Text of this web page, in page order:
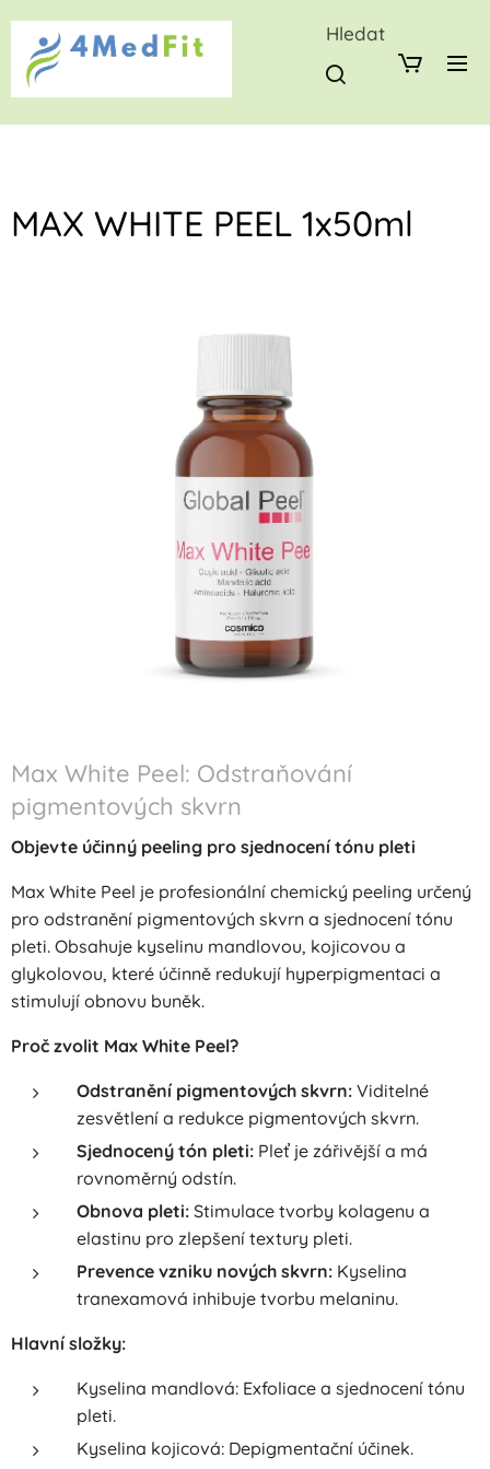
Hledat
MAX WHITE PEEL 1x50ml
Max White Peel: Odstraňování
pigmentových skvrn
Objevte účinný peeling pro sjednocení tónu pleti
Max White Peel je profesionální chemický peeling určený
pro odstranění pigmentových skvrn a sjednocení tónu
pleti. Obsahuje kyselinu mandlovou, kojicovou a
glykolovou, které účinně redukují hyperpigmentaci a
stimulují obnovu buněk.
Proč zvolit Max White Peel?
Odstranění pigmentových skvrn: Viditelné
zesvětlení a redukce pigmentových skvrn.
Sjednocený tón pleti: Pleť je zářivější a má
rovnoměrný odstín.
Obnova pleti: Stimulace tvorby kolagenu a
elastinu pro zlepšení textury pleti.
Prevence vzniku nových skvrn: Kyselina
tranexamová inhibuje tvorbu melaninu.
Hlavní složky:
Kyselina mandlová: Exfoliace a sjednocení tónu
pleti.
Kyselina kojicová: Depigmentační účinek.